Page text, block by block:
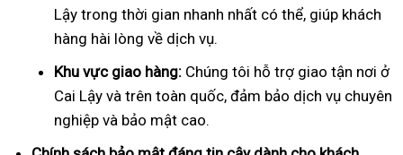
Lậy trong thời gian nhanh nhất có thể, giúp khách
hàng hài lòng về dịch vụ.
Khu vực giao hàng: Chúng tôi hỗ trợ giao tận nơi ở
Cai Lậy và trên toàn quốc, đảm bảo dịch vụ chuyên
nghiệp và bảo mật cao.